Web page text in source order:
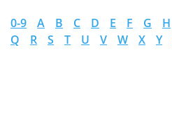
0-9 A B C D E F G H
Q
R S T U V W X Y